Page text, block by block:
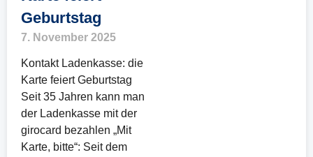
Geburtstag
7. November 2025
Kontakt Ladenkasse: die
Karte feiert Geburtstag
Seit 35 Jahren kann man
der Ladenkasse mit der
girocard bezahlen „Mit
Karte, bitte“: Seit dem